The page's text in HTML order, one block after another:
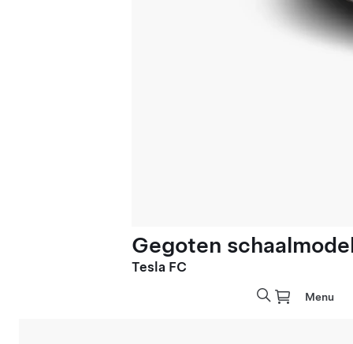
Gegoten
Tesla FC
Menu